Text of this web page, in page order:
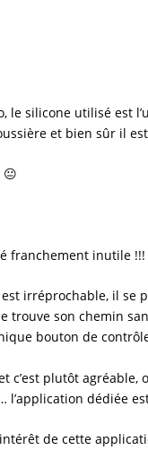
le silicone utilisé est
et bien sûr il
franchement inutile !!!
est irréprochable, il se
trouve son chemin
bouton de
c’est plutôt
l’application dédiée
de cette